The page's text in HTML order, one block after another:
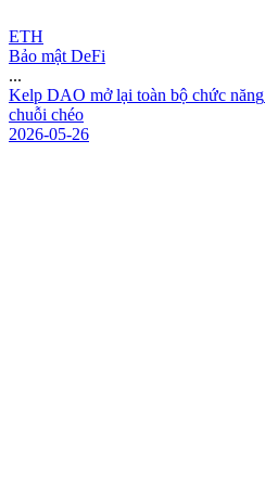
ETH
Bảo mật DeFi
...
Kelp DAO mở lại toàn bộ chức năng
chuỗi chéo
2026-05-26